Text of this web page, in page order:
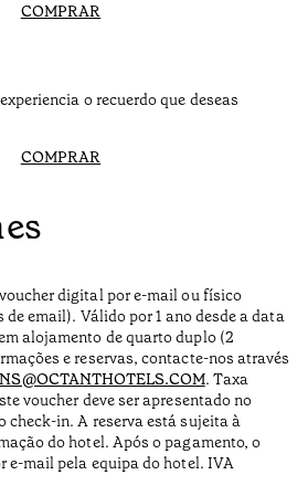
COMPRAR
o recuerdo que deseas
COMPRAR
digital por e-mail ou físico
email). Válido por 1 ano desde a data
alojamento de quarto duplo (2
e reservas, contacte-nos através
. Taxa
voucher deve ser apresentado no
check-in. A reserva está sujeita à
do hotel. Após o pagamento, o
e-mail pela equipa do hotel. IVA